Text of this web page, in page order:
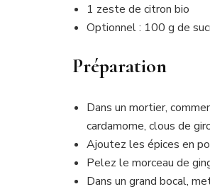
1 zeste de citron bio
Optionnel : 100 g de
Préparation
Dans un mortier,
cardamome, clous de
Ajoutez les épices en
Pelez le morceau de
Dans un grand bocal,